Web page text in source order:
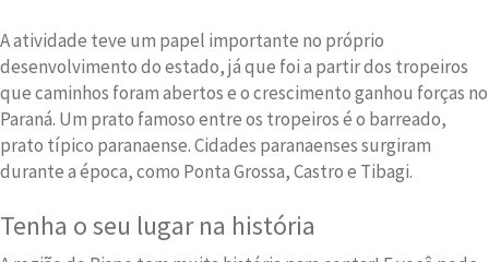
A atividade teve um papel importante no próprio
desenvolvimento do estado, já que foi a partir dos tropeiros
que caminhos foram abertos e o crescimento ganhou forças no
Paraná. Um prato famoso entre os tropeiros é o barreado,
prato típico paranaense. Cidades paranaenses surgiram
durante a época, como Ponta Grossa, Castro e Tibagi.
Tenha o seu lugar na história